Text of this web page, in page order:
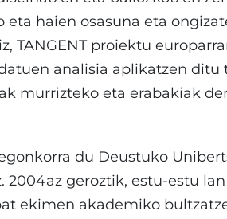
haien osasuna eta
TANGENT proiektu
analisia aplikatzen
murrizteko eta erabakiak
du Deustuko
2004az geroztik, estu-estu
ekimen akademiko